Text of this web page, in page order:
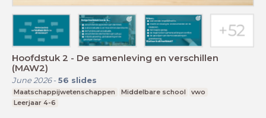
Hoofdstuk 2 - De samenleving en verschillen
(MAW2)
June 2026- 56 slides
Maatschappijwetenschappen Middelbare school
vwo
Leerjaar 4-6